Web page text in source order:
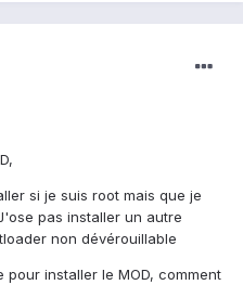
si je suis root mais que je
pas installer un autre
non dévérouillable
installer le MOD, comment